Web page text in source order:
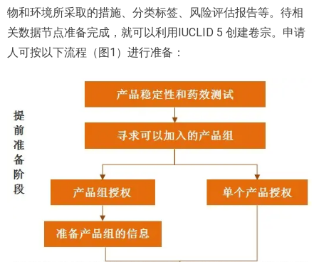
物和环境所采取的措施、分类标签、风险评估报告等。待相
关数据节点准备完成，就可以利用IUCLID 5 创建卷宗。申请
人可按以下流程（图1）进行准备：